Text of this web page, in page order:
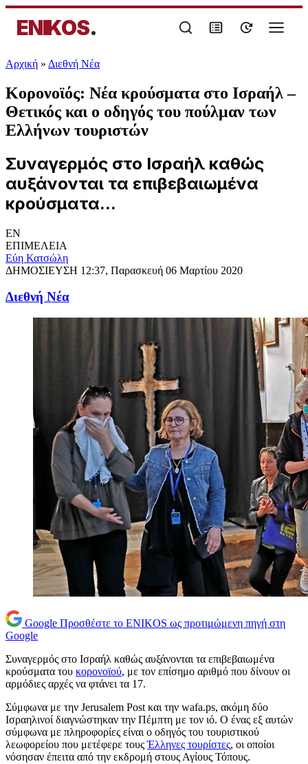
ENIKOS.
Αρχική » Διεθνή Νέα
Κορονοϊός: Νέα κρούσματα στο Ισραήλ –
Θετικός και ο οδηγός του πούλμαν των
Ελλήνων τουριστών
Συναγερμός στο Ισραήλ καθώς
αυξάνονται τα επιβεβαιωμένα
κρούσματα...
EN
ΕΠΙΜΕΛΕΙΑ
Εύη Κατσώλη
ΔΗΜΟΣΙΕΥΣΗ 12:37, Παρασκευή 06 Μαρτίου 2020
Διεθνή Νέα
Google Προσθέστε το ENIKOS ως προτιμώμενη πηγή στη
Google
Συναγερμός στο Ισραήλ καθώς αυξάνονται τα επιβεβαιωμένα
κρούσματα του κορονοϊού, με τον επίσημο αριθμό που δίνουν οι
αρμόδιες αρχές να φτάνει τα 17.
Σύμφωνα με την Jerusalem Post και την wafa.ps, ακόμη δύο
Ισραηλινοί διαγνώστηκαν την Πέμπτη με τον ιό. Ο ένας εξ αυτών
σύμφωνα με πληροφορίες είναι ο οδηγός του τουριστικού
λεωφορείου που μετέφερε τουςΈλληνες τουρίστες, οι οποίοι
νόσησαν έπειτα από την εκδρομή στους Αγίους Τόπους.